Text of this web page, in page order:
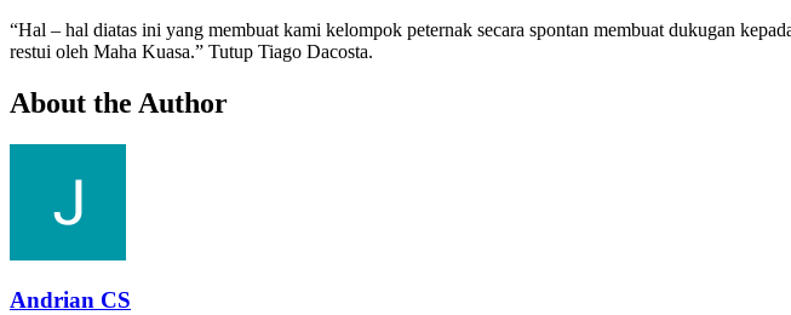
“Hal – hal diatas ini yang membuat kami kelompok peternak secara spontan membuat dukugan
restui oleh Maha Kuasa.” Tutup Tiago Dacosta.
About the Author
Andrian CS